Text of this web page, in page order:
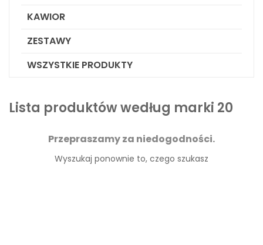
KAWIOR
ZESTAWY
WSZYSTKIE PRODUKTY
Lista produktów według marki 20
Przepraszamy za niedogodności.
Wyszukaj ponownie to, czego szukasz